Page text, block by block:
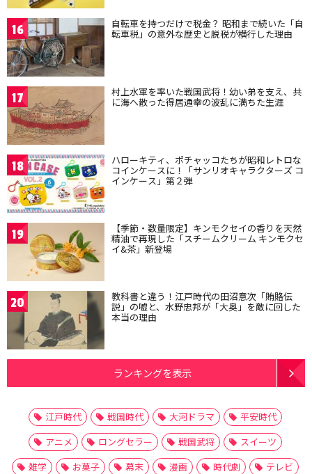
16 自転車を持つだけで税金？ 昭和まで続いた「自
転車税」の意外な歴史と脱税が横行した理由
17 村上水軍を率いた戦国武将！幼い弟を支え、共
に海へ散った得居通幸の波乱に満ちた生涯
18 ハローキティ、ポチャッコたちが昭和レトロな
コインケースに！「サンリオキャラクターズ コ
インケース」第２弾
19 【季節・数量限定】キンモクセイの香りを天然
精油で再現した「スチームクリーム キンモクセ
イ&茶」新登場
20 教科書と違う！江戸時代の田沼意次「賄賂伝
説」の嘘と、水野忠邦が「大奥」を敵に回した
本当の理由
ランキングを表示
江戸時代 戦国時代 大河ドラマ
平安時代
アニメ
ロングセラー 戦国武将
スイーツ
雑学
お菓子 幕末 漫画 時代劇
テレビ